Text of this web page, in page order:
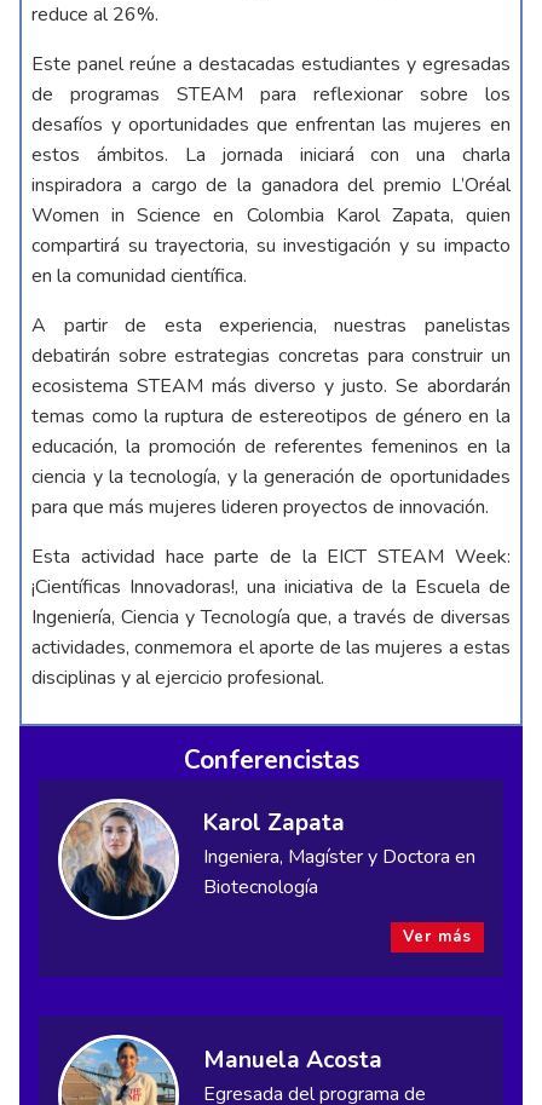
reduce al 26%.
Este panel reúne a destacadas estudiantes y egresadas
de programas STEAM para reflexionar sobre los
desafíos y oportunidades que enfrentan las mujeres en
estos ámbitos. La jornada iniciará con una charla
inspiradora a cargo de la ganadora del premio L’Oréal
Women in Science en Colombia Karol Zapata, quien
compartirá su trayectoria, su investigación y su impacto
en la comunidad científica.
A partir de esta experiencia, nuestras panelistas
debatirán sobre estrategias concretas para construir un
ecosistema STEAM más diverso y justo. Se abordarán
temas como la ruptura de estereotipos de género en la
educación, la promoción de referentes femeninos en la
ciencia y la tecnología, y la generación de oportunidades
para que más mujeres lideren proyectos de innovación.
Esta actividad hace parte de la EICT STEAM Week:
¡Científicas Innovadoras!, una iniciativa de la Escuela de
Ingeniería, Ciencia y Tecnología que, a través de diversas
actividades, conmemora el aporte de las mujeres a estas
disciplinas y al ejercicio profesional.
Conferencistas
Karol Zapata
Ingeniera, Magíster y Doctora en
Biotecnología
Ver más
Manuela Acosta
Egresada del programa de